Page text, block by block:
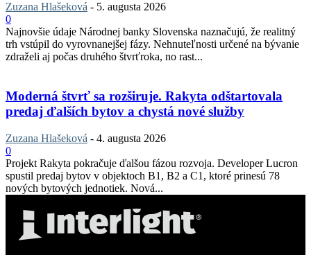
Zuzana Hlašeková - 5. augusta 2026
0
Najnovšie údaje Národnej banky Slovenska naznačujú, že realitný
trh vstúpil do vyrovnanejšej fázy. Nehnuteľnosti určené na bývanie
zdraželi aj počas druhého štvrťroka, no rast...
Moderná štvrť sa rozširuje. Rakyta odštartovala
predaj ďalších bytov a chystá nové služby
Zuzana Hlašeková - 4. augusta 2026
0
Projekt Rakyta pokračuje ďalšou fázou rozvoja. Developer Lucron
spustil predaj bytov v objektoch B1, B2 a C1, ktoré prinesú 78
nových bytových jednotiek. Nová...